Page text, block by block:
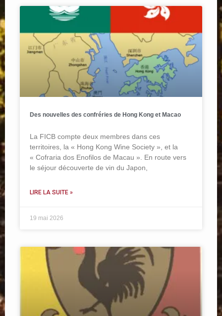
Des nouvelles des confréries de Hong Kong et Macao
La FICB compte deux membres dans ces
territoires, la « Hong Kong Wine Society », et la
« Cofraria dos Enofilos de Macau ». En route vers
le séjour découverte de vin du Japon,
LIRE LA SUITE »
19 mai 2026